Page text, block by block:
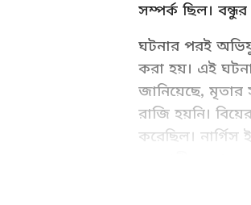
সম্পর্ক ছিল।
ঘটনার পরই
করা হয়। এই
জানিয়েছে, মৃতার
রাজি হয়নি।
করেছিল।